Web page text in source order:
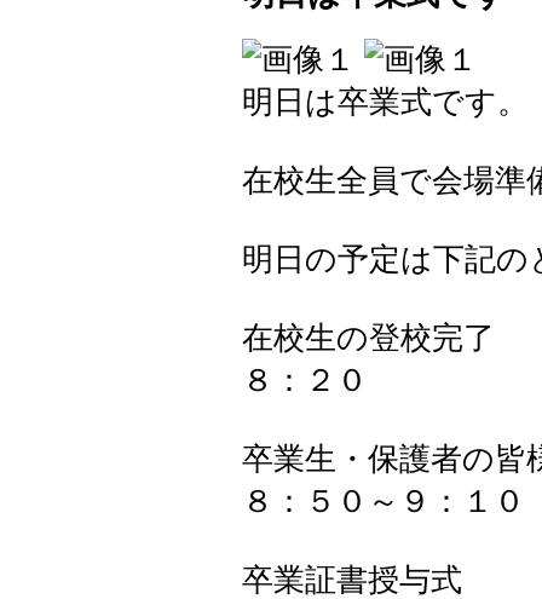
明日は卒業式です。
在校生全員で会場準
明日の予定は下記の
在校生の登校完了
８：２０
卒業生・保護者の皆
８：５０～９：１０
卒業証書授与式